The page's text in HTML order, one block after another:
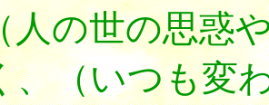
人の世の思惑
、（いつも変